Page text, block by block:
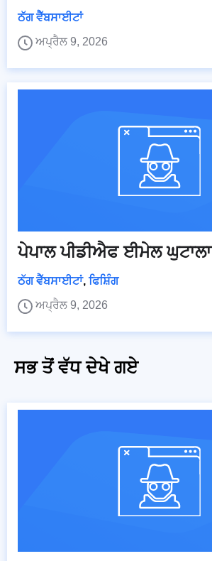
ਠੱਗ ਵੈੱਬਸਾਈਟਾਂ
ਅਪ੍ਰੈਲ 9, 2026
ਪੇਪਾਲ ਪੀਡੀਐਫ ਈਮੇਲ ਘੁਟਾਲਾ
ਠੱਗ ਵੈੱਬਸਾਈਟਾਂ, ਫਿਸ਼ਿੰਗ
ਅਪ੍ਰੈਲ 9, 2026
ਸਭ ਤੋਂ ਵੱਧ ਦੇਖੇ ਗਏ